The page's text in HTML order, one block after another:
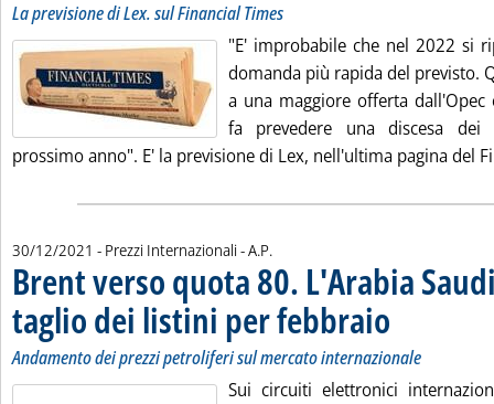
La previsione di Lex. sul Financial Times
"E' improbabile che nel 2022 si
domanda più rapida del previsto.
a una maggiore offerta
fa prevedere una discesa dei
prossimo anno". E' la previsione di Lex, nell'ultima pagina del
30/12/2021 - Prezzi Internazionali -di:
A.P.
Brent verso quota 80. L'Arabia
taglio dei listini per febbraio
Andamento dei prezzi petroliferi sul mercato internazionale
Sui circuiti elettronici